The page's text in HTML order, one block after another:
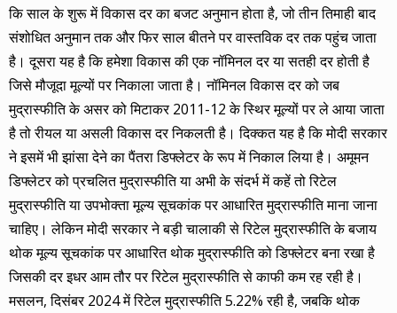
कि साल के शुरू में विकास दर का बजट अनुमान होता है, जो तीन तिमाही बाद
संशोधित अनुमान तक और फिर साल बीतने पर वास्तविक दर तक पहुंच जाता
है। दूसरा यह है कि हमेशा विकास की एक नॉमिनल दर या सतही दर होती है
जिसे मौजूदा मूल्यों पर निकाला जाता है। नॉमिनल विकास दर को जब
मुद्रास्फीति के असर को मिटाकर 2011-12 के स्थिर मूल्यों पर ले आया जाता
है तो रीयल या असली विकास दर निकलती है। दिक्कत यह है कि मोदी सरकार
ने इसमें भी झांसा देने का पैंतरा डिफ्लेटर के रूप में निकाल लिया है। अमूमन
डिफ्लेटर को प्रचलित मुद्रास्फीति या अभी के संदर्भ में कहें तो रिटेल
मुद्रास्फीति या उपभोक्ता मूल्य सूचकांक पर आधारित मुद्रास्फीति माना जाना
चाहिए। लेकिन मोदी सरकार ने बड़ी चालाकी से रिटेल मुद्रास्फीति के बजाय
थोक मूल्य सूचकांक पर आधारित थोक मुद्रास्फीति को डिफ्लेटर बना रखा है
जिसकी दर इधर आम तौर पर रिटेल मुद्रास्फीति से काफी कम रह रही है।
मसलन, दिसंबर 2024 में रिटेल मुद्रास्फीति 5.22% रही है, जबकि थोक